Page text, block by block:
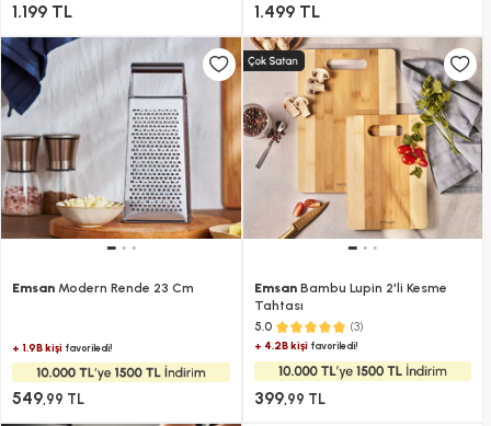
1.199 TL 1.499 TL
Emsan Modern Rende 23 Cm
+ 1.9B kişi favoriledi!
549,99 TL
EmsanBambu Lupin 2'li Kesme
Tahtası
5.0 (3)
+ 4.2B kişifavoriledi!
399,99 TL